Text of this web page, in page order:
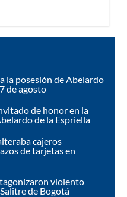
la posesión de Abelardo
de agosto
de honor en la
de la Espriella
cajeros
de tarjetas en
violento
de Bogotá